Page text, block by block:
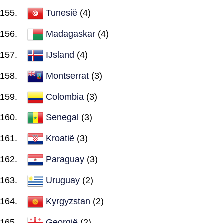
Tunesië (4)
Madagaskar (4)
IJsland (4)
Montserrat (3)
Colombia (3)
Senegal (3)
Kroatië (3)
Paraguay (3)
Uruguay (2)
Kyrgyzstan (2)